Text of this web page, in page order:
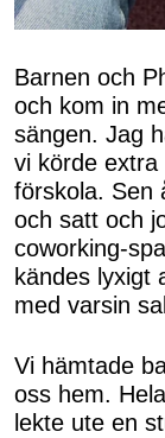
Barnen och
och kom in
sängen. Jag
vi körde extra
förskola. Sen
och satt och
coworking-
kändes lyxigt
med varsin
Vi hämtade
oss hem.
lekte ute en